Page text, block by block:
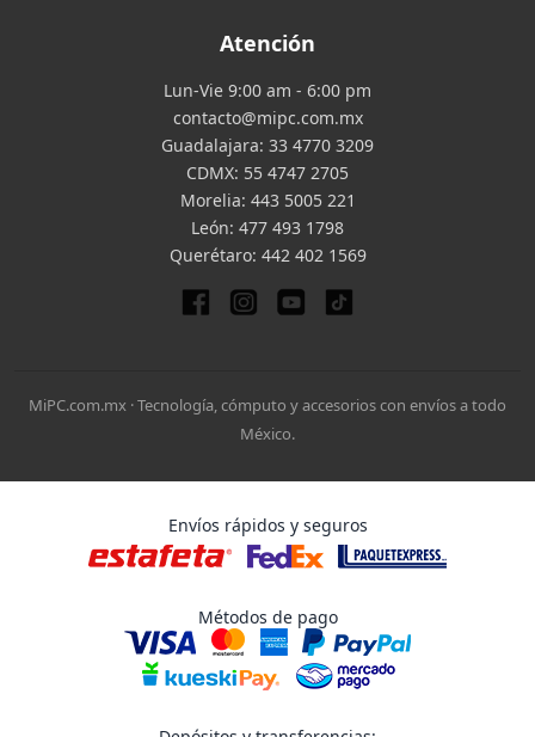
Atención
Lun-Vie 9:00 am - 6:00 pm
contacto@mipc.com.mx
Guadalajara: 33 4770 3209
CDMX: 55 4747 2705
Morelia: 443 5005 221
León: 477 493 1798
Querétaro: 442 402 1569
MiPC.com.mx · Tecnología, cómputo y accesorios con envíos a todo
México.
Envíos rápidos y seguros
Métodos de pago